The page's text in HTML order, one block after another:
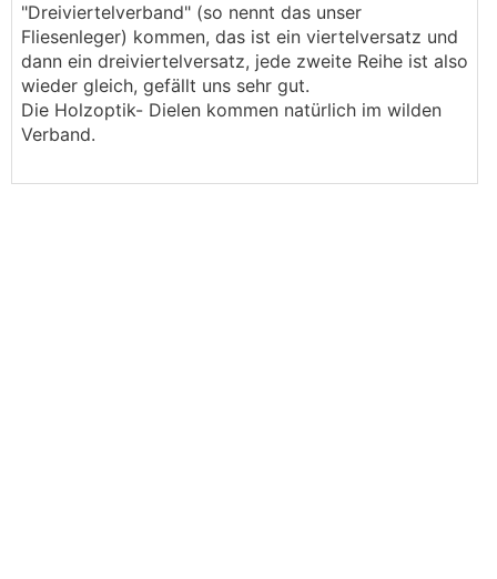
"Dreiviertelverband" (so nennt das unser
Fliesenleger) kommen, das ist ein viertelversatz und
dann ein dreiviertelversatz, jede zweite Reihe ist also
wieder gleich, gefällt uns sehr gut.
Die Holzoptik- Dielen kommen natürlich im wilden
Verband.